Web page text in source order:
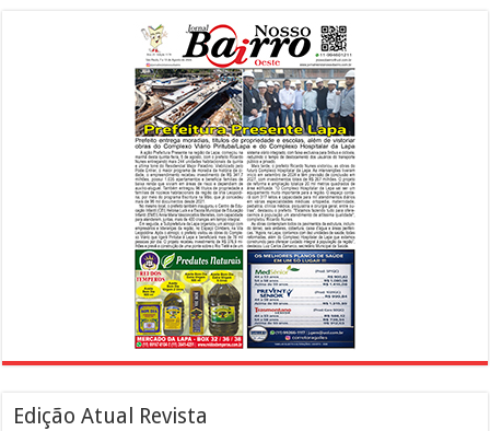
Edição Atual Revista